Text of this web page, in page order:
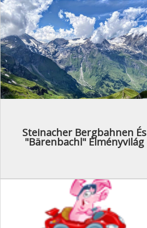
Steinacher Bergbahnen És
"Bärenbachl" Élményvilág